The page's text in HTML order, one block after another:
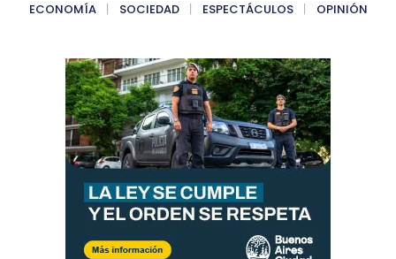
ECONOMÍA
SOCIEDAD ESPECTÁCULOS OPINIÓN